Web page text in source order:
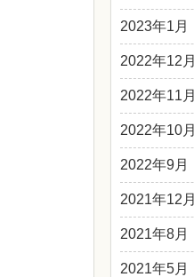
2023年1月
2022年12月
2022年11月
2022年10月
2022年9月
2021年12月
2021年8月
2021年5月